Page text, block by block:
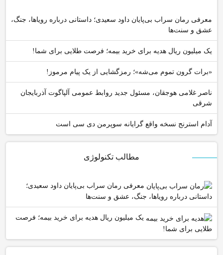
مطالب تکنولوژی
معرفی رمان سراب بی‌پایان داود سعیدی؛
داستانی درباره رویاها، جنگ، عشق و سنت‌ها
یک میلیون ریال هدیه برای خرید بیمه؛ فرصت
طلایی برای شما!
معرفی رمان سراب بی‌پایان داود سعیدی؛ داستانی درباره رویاها، جنگ،
عشق و سنت‌ها
یک میلیون ریال هدیه برای خرید بیمه؛ فرصت طلایی برای شما!
«برات گرون تموم می‌شه»؛ رمزگشایی از یک پیام مرموز!
ناصر غلامی هوجقان، مسئول جدید روابط عمومی آلپاگوت آذربایجان
شرقی
آدام استرنج نسخه واقع گرایانه سوپرمن دی سی است